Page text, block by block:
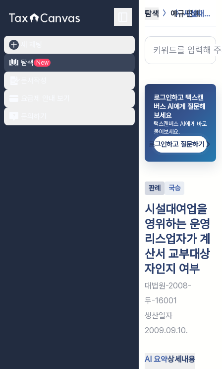
탐색
New
탐색 예규·판례 시설대여업을 영위하는 운영리스업자가 ...
로그인하고 택스캔
버스 AI에게 질문해
보세요
택스캔버스 AI에게 바로
물어보세요.
로그인하고 질문하기
판례 국승
시설대여업을
영위하는 운영
리스업자가 계
산서 교부대상
자인지 여부
대법원-2008-
두-16001
생산일자
2009.09.10.
AI 요약상세내용